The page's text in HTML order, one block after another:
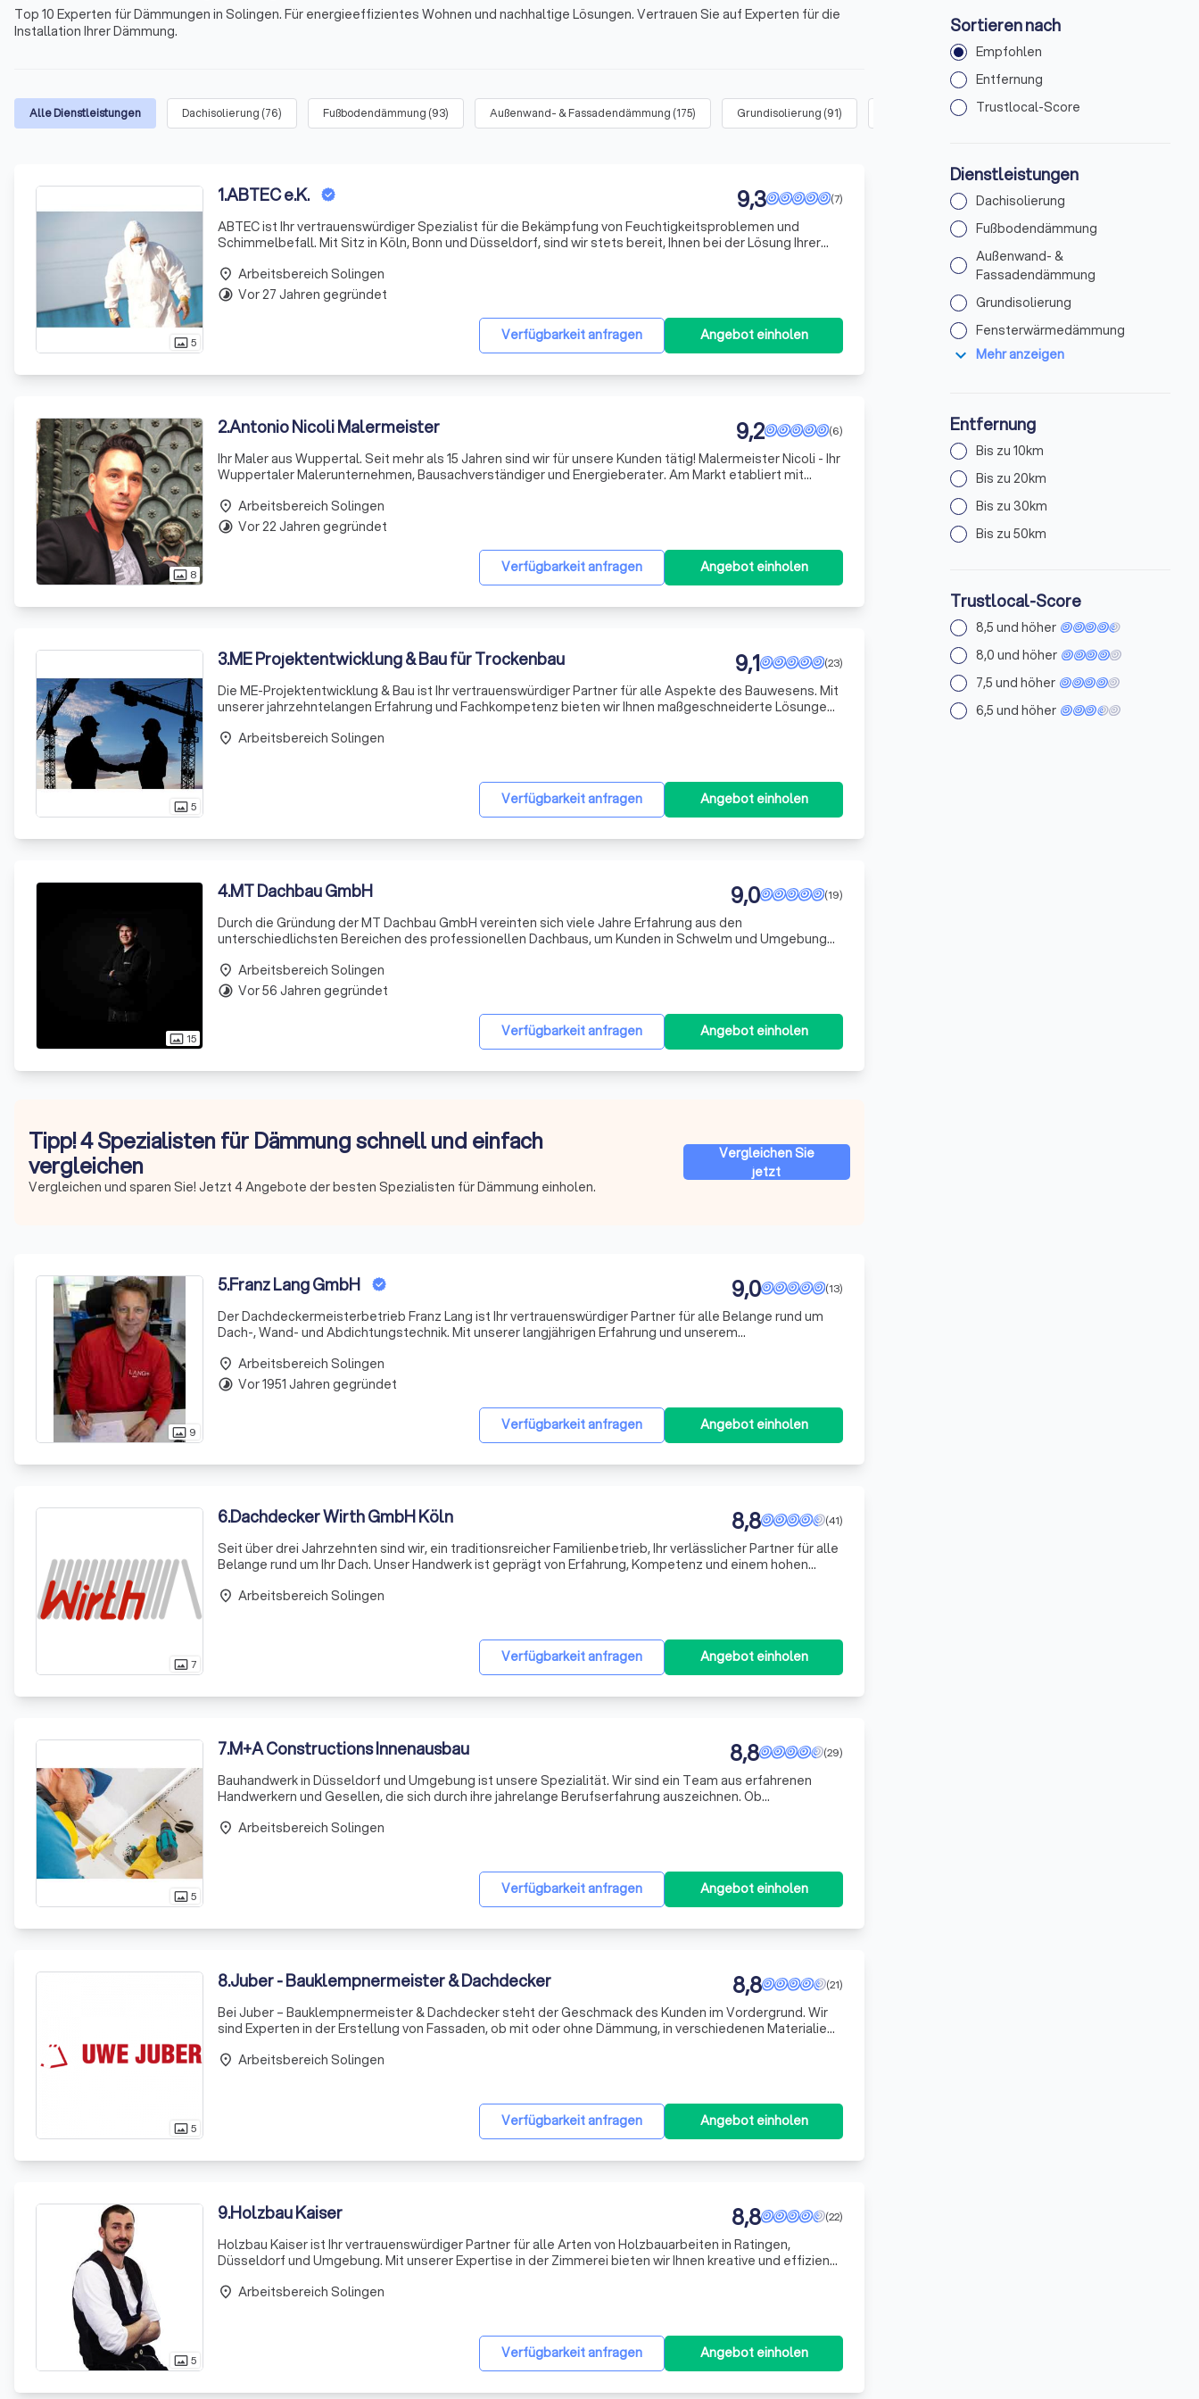
Top 10 Experten für Dämmungen in Solingen. Für energieeffizientes Wohnen und nachhaltige Lösungen. Vertrauen Sie auf Experten für die
Installation Ihrer Dämmung.
Alle Dienstleistungen Dachisolierung (76) Fußbodendämmung (93) Außenwand- & Fassadendämmung (175) Grundisolierung (91) Fensterwärmedämmung(105)
photo_size_select_actual5
1.ABTEC e.K. (7)
9,3
ABTEC ist Ihr vertrauenswürdiger Spezialist für die Bekämpfung von Feuchtigkeitsproblemen und
Schimmelbefall. Mit Sitz in Köln, Bonn und Düsseldorf, sind wir stets bereit, Ihnen bei der Lösung Ihrer
Verfügbarkeit anfragen Angebot einholen
place Arbeitsbereich Solingen
timelapse Vor 27 Jahren gegründet
photo_size_select_actual 8
2.Antonio Nicoli Malermeister (6)
9,2
Ihr Maler aus Wuppertal. Seit mehr als 15 Jahren sind wir für unsere Kunden tätig! Malermeister Nicoli - Ihr
Wuppertaler Malerunternehmen, Bausachverständiger und Energieberater. Am Markt etabliert mit
Verfügbarkeit anfragen Angebot einholen
place Arbeitsbereich Solingen
timelapse Vor 22 Jahren gegründet
photo_size_select_actual5
3.ME Projektentwicklung & Bau für Trockenbau (23)
9,1
Die ME-Projektentwicklung & Bau ist Ihr vertrauenswürdiger Partner für alle Aspekte des Bauwesens. Mit
unserer jahrzehntelangen Erfahrung und Fachkompetenz bieten wir Ihnen maßgeschneiderte Lösungen,
Verfügbarkeit anfragen Angebot einholen
place Arbeitsbereich Solingen
photo_size_select_actual 15
4.MT Dachbau GmbH (19)
9,0
Durch die Gründung der MT Dachbau GmbH vereinten sich viele Jahre Erfahrung aus den
unterschiedlichsten Bereichen des professionellen Dachbaus, um Kunden in Schwelm und Umgebung
Verfügbarkeit anfragen Angebot einholen
place Arbeitsbereich Solingen
timelapse Vor 56 Jahren gegründet
Tipp! 4 Spezialisten für Dämmung schnell und einfach
vergleichen
Vergleichen und sparen Sie! Jetzt 4 Angebote der besten Spezialisten für Dämmung einholen.
Vergleichen Sie
jetzt
photo_size_select_actual 9
5.Franz Lang GmbH (13)
9,0
Der Dachdeckermeisterbetrieb Franz Lang ist Ihr vertrauenswürdiger Partner für alle Belange rund um
Dach-, Wand- und Abdichtungstechnik. Mit unserer langjährigen Erfahrung und unserem
Dienstleistungen, um Ihr Geb
Verfügbarkeit anfragen Angebot einholen
place Arbeitsbereich Solingen
timelapse Vor 1951 Jahren gegründet
photo_size_select_actual7
6.Dachdecker Wirth GmbH Köln (41)
8,8
Seit über drei Jahrzehnten sind wir, ein traditionsreicher Familienbetrieb, Ihr verlässlicher Partner für alle
Belange rund um Ihr Dach. Unser Handwerk ist geprägt von Erfahrung, Kompetenz und einem hohen
Verfügbarkeit anfragen Angebot einholen
place Arbeitsbereich Solingen
photo_size_select_actual5
7.M+A Constructions Innenausbau (29)
8,8
Bauhandwerk in Düsseldorf und Umgebung ist unsere Spezialität. Wir sind ein Team aus erfahrenen
Handwerkern und Gesellen, die sich durch ihre jahrelange Berufserfahrung auszeichnen. Ob
Qualität.
Verfügbarkeit anfragen Angebot einholen
place Arbeitsbereich Solingen
photo_size_select_actual5
8.Juber - Bauklempnermeister & Dachdecker (21)
8,8
Bei Juber – Bauklempnermeister & Dachdecker steht der Geschmack des Kunden im Vordergrund. Wir
sind Experten in der Erstellung von Fassaden, ob mit oder ohne Dämmung, in verschiedenen Materialien
Verfügbarkeit anfragen Angebot einholen
place Arbeitsbereich Solingen
photo_size_select_actual5
9.Holzbau Kaiser (22)
8,8
Holzbau Kaiser ist Ihr vertrauenswürdiger Partner für alle Arten von Holzbauarbeiten in Ratingen,
Düsseldorf und Umgebung. Mit unserer Expertise in der Zimmerei bieten wir Ihnen kreative und effiziente
Verfügbarkeit anfragen Angebot einholen
place Arbeitsbereich Solingen
Sortieren nach
Empfohlen
Entfernung
Trustlocal-Score
Dienstleistungen
Dachisolierung
Fußbodendämmung
Außenwand- &
Fassadendämmung
Grundisolierung
Fensterwärmedämmung
expand_more Mehr anzeigen
Entfernung
Bis zu 10km
Bis zu 20km
Bis zu 30km
Bis zu 50km
Trustlocal-Score
8,5 und höher
8,0 und höher
7,5 und höher
6,5 und höher